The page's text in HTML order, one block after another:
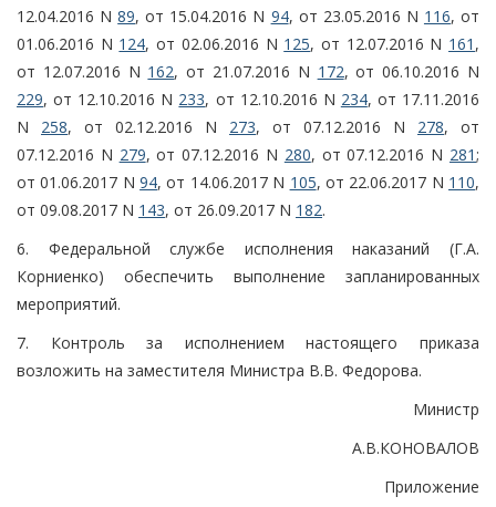
12.04.2016 N89, от 15.04.2016 N 94, от 23.05.2016 N 116, от
01.06.2016 N 124, от 02.06.2016 N 125, от 12.07.2016 N 161 ,
от 12.07.2016 N 162, от 21.07.2016 N 172, от 06.10.2016 N
229, от 12.10.2016 N 233, от 12.10.2016 N 234, от 17.11.2016
N 258, от 02.12.2016 N 273, от 07.12.2016 N 278, от
07.12.2016 N 279, от 07.12.2016 N 280, от 07.12.2016 N 281;
от 01.06.2017 N94, от 14.06.2017 N 105, от 22.06.2017 N 110,
от 09.08.2017 N 143, от 26.09.2017 N 182.
6. Федеральной службе исполнения наказаний (Г.А.
Корниенко) обеспечить выполнение запланированных
мероприятий.
7. Контроль за исполнением настоящего приказа
возложить на заместителя Министра В.В. Федорова.
Министр
А.В.КОНОВАЛОВ
Приложение